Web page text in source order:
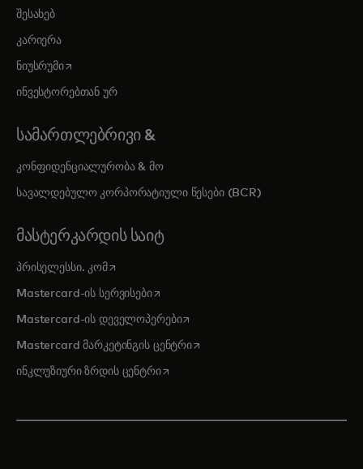
შესახებ
კარიერა
ნიუსრუმიopens in a new tab
ინვესტორებთან ურ
ᲡᲐᲛᲐᲠᲗᲚᲔᲑᲠᲘᲕᲘ &
კონფიდენციალურობა & მო
სავალდებულო კორპორატიული წესები (BCR)
ᲛᲐᲡᲢᲔᲠᲙᲐᲠᲓᲘᲡ ᲡᲐᲘᲢ
პრისელესსი. კომopens in a new tab
Mastercard-ის სერვისებიopens in a new tab
Mastercard-ის დეველოპერებიopens in a new tab
Mastercard მარკეტინგის ცენტრიopens in a new tab
ინკლუზიური ზრდის ცენტრიopens in a new tab